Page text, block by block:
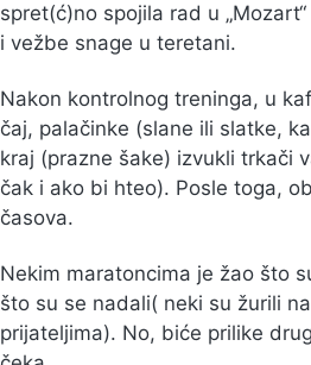
spret(ć)no spojila rad u
i vežbe snage u teretani.
Nakon kontrolnog treninga, u
čaj, palačinke (slane ili slatke,
kraj (prazne šake) izvukli trkači
čak i ako bi hteo). Posle toga,
časova.
Nekim maratoncima je žao što
što su se nadali( neki su žurili
prijateljima). No, biće prilike